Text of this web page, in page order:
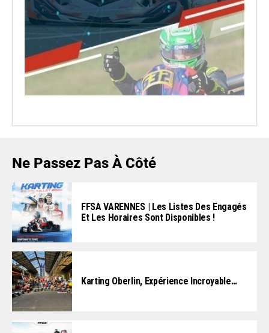
Ne Passez Pas À Côté
FFSA VARENNES | Les Listes Des Engagés
Et Les Horaires Sont Disponibles !
Karting Oberlin, Expérience Incroyable…